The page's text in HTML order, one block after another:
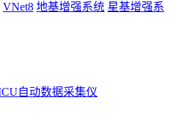
VNet8 地基增强系统 星基增强系
自动数据采集仪